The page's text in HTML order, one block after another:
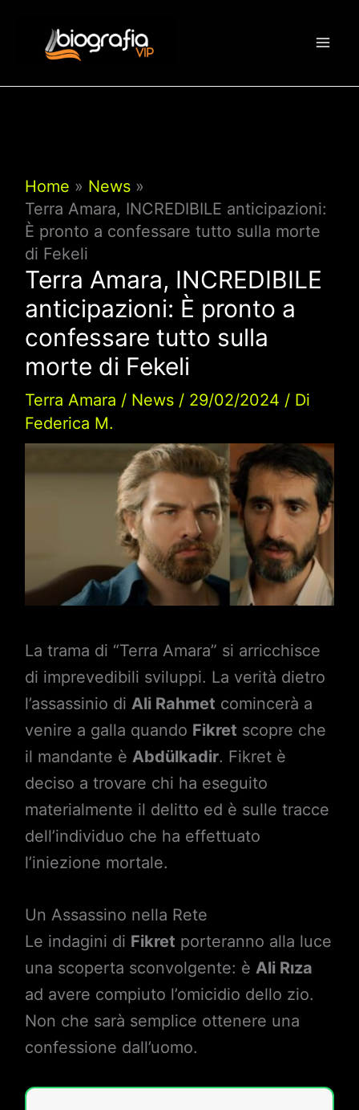
contenuto
Home
News
Terra Amara, INCREDIBILE anticipazioni:
È pronto a confessare tutto sulla morte
di Fekeli
Terra Amara, INCREDIBILE
anticipazioni: È pronto a
confessare tutto sulla
morte di Fekeli
Terra Amara / News/ 29/02/2024 / Di
Federica M.
La trama di “Terra Amara” si arricchisce
di imprevedibili sviluppi. La verità dietro
l’assassinio di Ali Rahmet comincerà a
venire a galla quando Fikret scopre che
il mandante è Abdülkadir. Fikret è
deciso a trovare chi ha eseguito
materialmente il delitto ed è sulle tracce
dell’individuo che ha effettuato
l’iniezione mortale.
Un Assassino nella Rete
Le indagini di Fikret porteranno alla luce
una scoperta sconvolgente: è Ali Rıza
ad avere compiuto l’omicidio dello zio.
Non che sarà semplice ottenere una
confessione dall’uomo.